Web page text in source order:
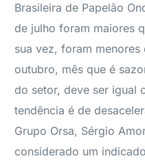
Brasileira de Papelão
de julho foram maiores
sua vez, foram
outubro, mês que é
do setor, deve ser igual
tendência é de
Grupo Orsa, Sérgio
considerado um